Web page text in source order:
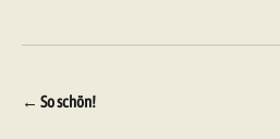
Beitragsnavigation
← So schön!